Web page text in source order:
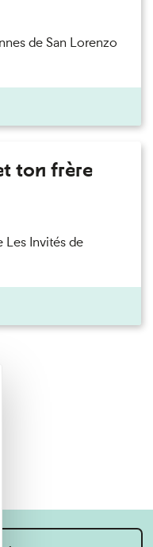
de San Lorenzo
ton frère
Les Invités de